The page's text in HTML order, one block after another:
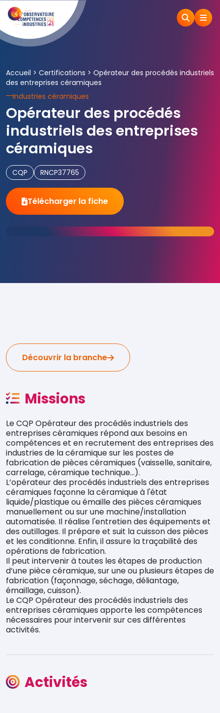
Accueil > Certifications > Opérateur des procédés industriels
des entreprises céramiques
Industries céramiques
Opérateur des procédés
industriels des entreprises
céramiques
CQP RNCP37765
Télécharger la fiche
Découvrir la branche
Missions
Le CQP Opérateur des procédés industriels des
entreprises céramiques répond aux besoins en
compétences et en recrutement des entreprises des
industries de la céramique sur les postes de
fabrication de pièces céramiques (vaisselle, sanitaire,
carrelage, céramique technique...).
L’opérateur des procédés industriels des entreprises
céramiques façonne la céramique à l'état
liquide/plastique ou émaille des pièces céramiques
manuellement ou sur une machine/installation
automatisée. Il réalise l'entretien des équipements et
des outillages. Il prépare et suit la cuisson des pièces
et les conditionne. Enfin, il assure la traçabilité des
opérations de fabrication.
Il peut intervenir à toutes les étapes de production
d’une pièce céramique, sur une ou plusieurs étapes de
fabrication (façonnage, séchage, déliantage,
émaillage, cuisson).
Le CQP Opérateur des procédés industriels des
entreprises céramiques apporte les compétences
nécessaires pour intervenir sur ces différentes
activités.
Activités